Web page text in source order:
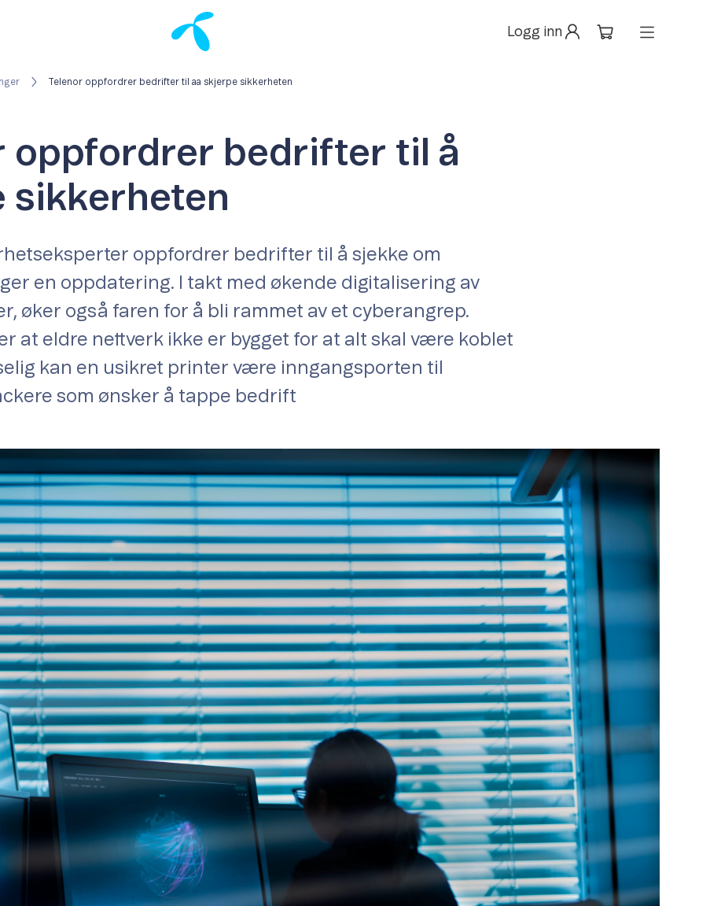
Logg inn
Telenor oppfordrer bedrifter til aa skjerpe sikkerheten
oppfordrer bedrifter til å
sikkerheten
oppfordrer bedrifter til å sjekke om
en oppdatering. I takt med økende digitalisering av
øker også faren for å bli rammet av et cyberangrep.
at eldre nettverk ikke er bygget for at alt skal være koblet
kan en usikret printer være inngangsporten til
som ønsker å tappe bedrift